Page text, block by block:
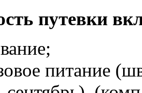
путевки
питание